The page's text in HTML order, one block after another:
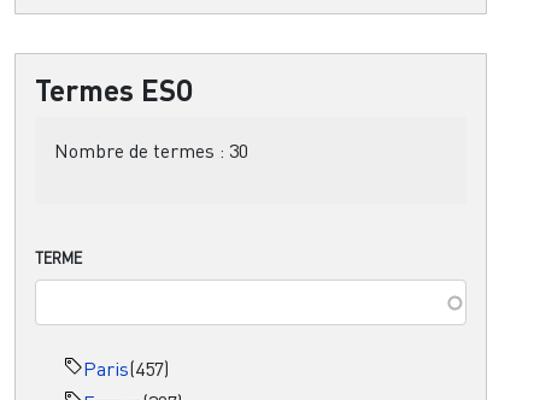
Termes ESO
Nombre de termes : 30
TERME
Paris(457)